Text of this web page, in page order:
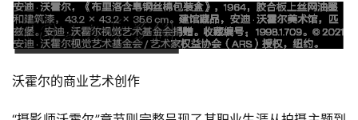
沃霍尔的商业艺术创作